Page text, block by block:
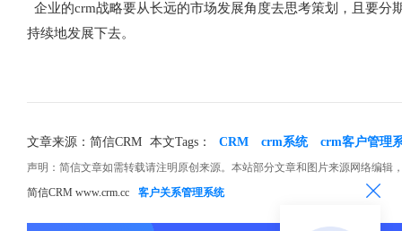
企业的crm战略要从长远的市场发展角度去思考策划，且要
持续地发展下去。
文章来源：简信CRM 本文Tags： CRM crm系统 crm客户管理
声明：简信文章如需转载请注明原创来源。本站部分文章和图片来源网络编
简信CRM www.crm.cc
客户关系管理系统